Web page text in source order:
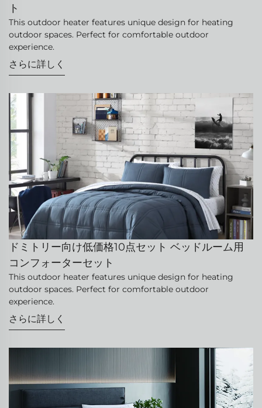
ト
This outdoor heater features unique design for heating
outdoor spaces. Perfect for comfortable outdoor
experience.
さらに詳しく
ドミトリー向け低価格10点セット ベッドルーム用
コンフォーターセット
This outdoor heater features unique design for heating
outdoor spaces. Perfect for comfortable outdoor
experience.
さらに詳しく